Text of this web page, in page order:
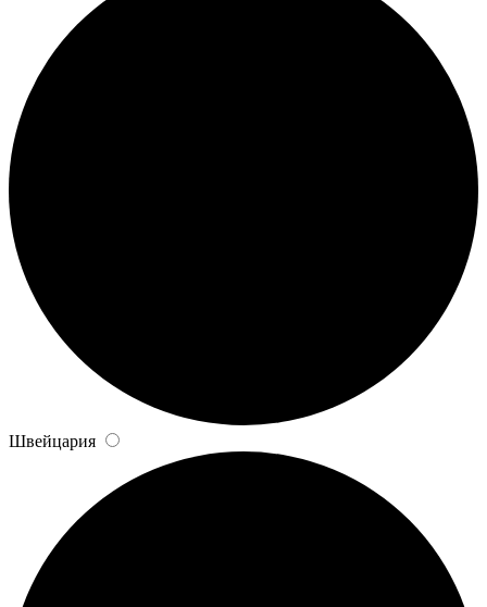
Швейцария